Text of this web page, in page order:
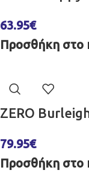
63.95€
Προσθήκη στο
ZERO
79.95€
Προσθήκη στο